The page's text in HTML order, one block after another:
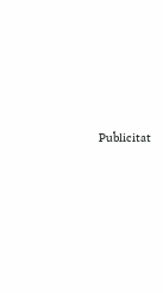
Publicitat